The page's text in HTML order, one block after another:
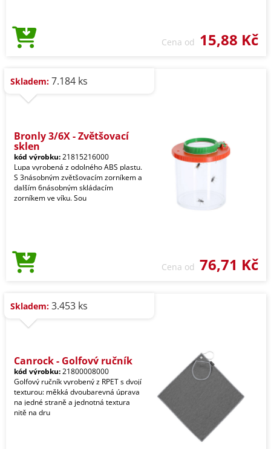
Cena od 15,88 Kč
Skladem: 7.184 ks
Bronly 3/6X - Zvětšovací
sklen
kód výrobku:21815216000
Lupa vyrobená z odolného ABS plastu.
S 3násobným zvětšovacím zorníkem a
dalším 6násobným skládacím
zorníkem ve víku. Sou
Cena od 76,71 Kč
Skladem: 3.453 ks
Canrock - Golfový ručník
kód výrobku:21800008000
Golfový ručník vyrobený z RPET s dvojí
texturou: měkká dvoubarevná úprava
na jedné straně a jednotná textura
nitě na dru